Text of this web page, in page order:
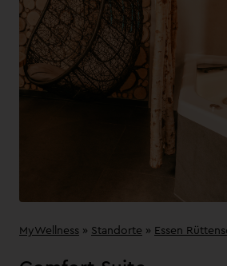
MyWellness » Standorte » Essen